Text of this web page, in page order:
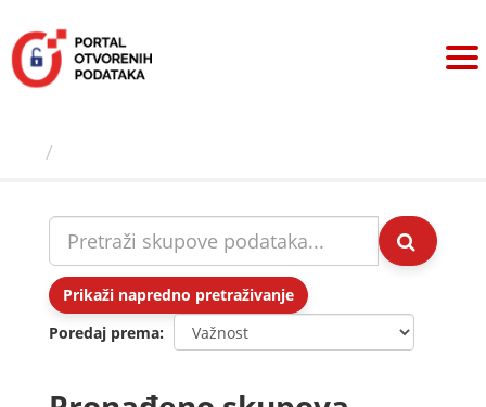
sadržaj
Prikaži napredno pretraživanje
Poredaj prema